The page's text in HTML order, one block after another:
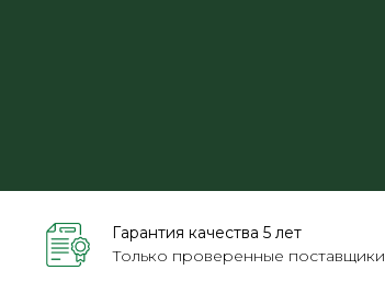
Гарантия качества 5 лет
Только проверенные поставщики